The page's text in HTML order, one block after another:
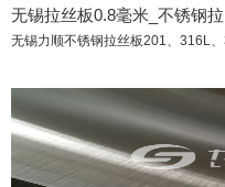
无锡拉丝板0.8毫米_不锈钢拉